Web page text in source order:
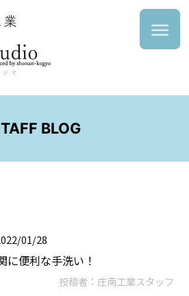
BLOG
01/28
に便利な手洗い！
投稿者：庄南工業スタッフ